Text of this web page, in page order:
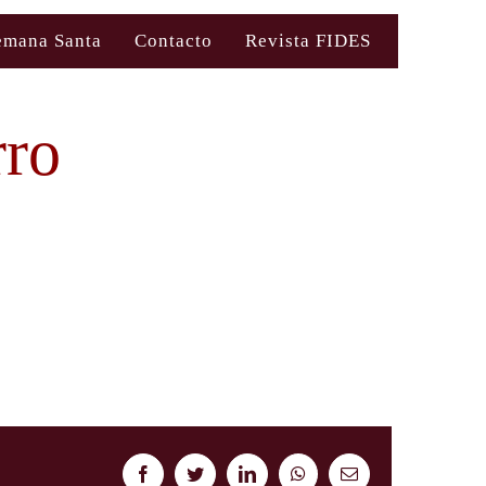
Santa Contacto Revista FIDES
FacebookTwitterLinkedInWhatsAppCorreo